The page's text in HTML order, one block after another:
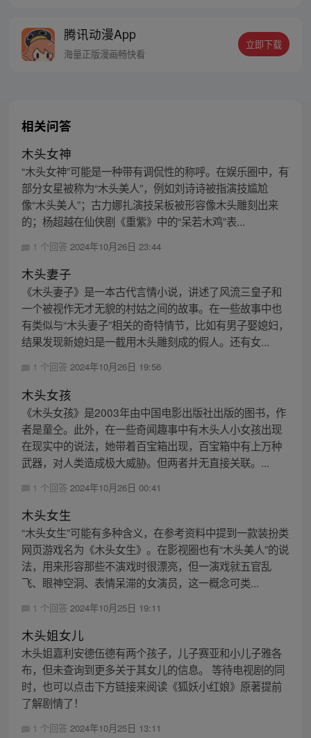
名震古今，问一声：王侯将相，宁有种乎！
腾讯动漫App
海量正版漫画畅快看
立即下载
相关问答
木头女神
“木头女神”可能是一种带有调侃性的称呼。在娱乐圈中，有
部分女星被称为“木头美人”，例如刘诗诗被指演技尴尬
像“木头美人”；古力娜扎演技呆板被形容像木头雕刻出来
的；杨超越在仙侠剧《重紫》中的“呆若木鸡”表...
1 个回答 2024年10月26日 23:44
木头妻子
《木头妻子》是一本古代言情小说，讲述了风流三皇子和
一个被视作无才无貌的村姑之间的故事。在一些故事中也
有类似与“木头妻子”相关的奇特情节，比如有男子娶媳妇，
结果发现新媳妇是一截用木头雕刻成的假人。还有女...
1 个回答 2024年10月26日 19:56
木头女孩
《木头女孩》是2003年由中国电影出版社出版的图书，作
者是童仝。此外，在一些奇闻趣事中有木头人小女孩出现
在现实中的说法，她带着百宝箱出现，百宝箱中有上万种
武器，对人类造成极大威胁。但两者并无直接关联。...
1 个回答 2024年10月26日 00:41
木头女生
“木头女生”可能有多种含义，在参考资料中提到一款装扮类
网页游戏名为《木头女生》。在影视圈也有“木头美人”的说
法，用来形容那些不演戏时很漂亮，但一演戏就五官乱
飞、眼神空洞、表情呆滞的女演员，这一概念可类...
1 个回答 2024年10月25日 19:11
木头姐女儿
木头姐嘉利安德伍德有两个孩子，儿子赛亚和小儿子雅各
布，但未查询到更多关于其女儿的信息。 等待电视剧的同
时，也可以点击下方链接来阅读《狐妖小红娘》原著提前
了解剧情了！
1 个回答 2024年10月25日 13:11